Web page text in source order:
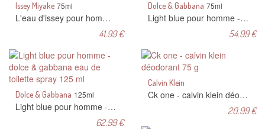
Issey Miyake 75ml
L'eau d'issey pour homme - issey miyake eau de toilette spray 75 ml
41.99 €
Dolce & Gabbana 75ml
Light blue pour homme - dolce & gabbana eau de toilette spray 75 ml
54.99 €
Dolce & Gabbana 125ml
Light blue pour homme - dolce & gabbana eau de toilette spray 125 ml
62.99 €
Calvin Klein
Ck one - calvin klein déodorant 75 g
20.99 €